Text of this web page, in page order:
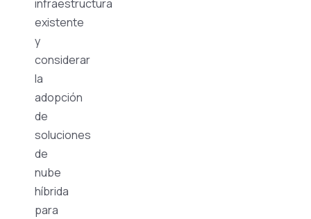
infraestructura
existente
y
considerar
la
adopción
de
soluciones
de
nube
híbrida
para